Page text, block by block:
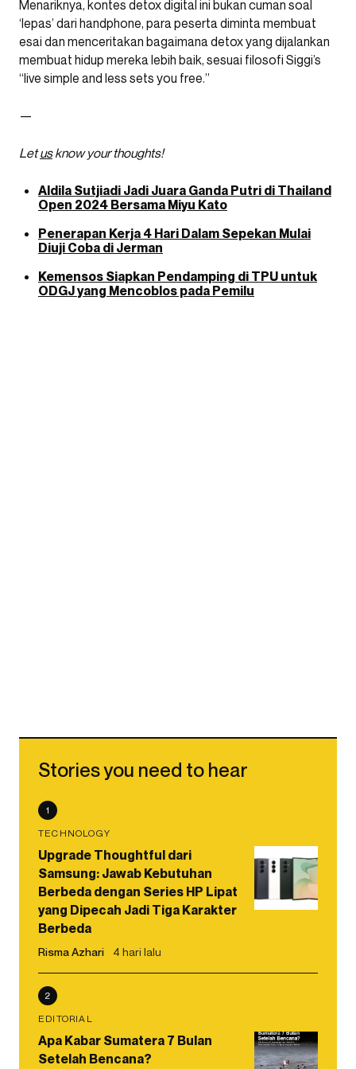
Menariknya, kontes detox digital ini bukan cuman soal
‘lepas’ dari handphone, para peserta diminta membuat
esai dan menceritakan bagaimana detox yang dijalankan
membuat hidup mereka lebih baik, sesuai filosofi Siggi’s
“live simple and less sets you free.”
—
Letusknow your thoughts!
Aldila Sutjiadi Jadi Juara Ganda Putri di Thailand
Open 2024 Bersama Miyu Kato
Penerapan Kerja 4 Hari Dalam Sepekan Mulai
Diuji Coba di Jerman
Kemensos Siapkan Pendamping di TPU untuk
ODGJ yang Mencoblos pada Pemilu
Stories you need to hear
1
TECHNOLOGY
Upgrade Thoughtful dari
Samsung: Jawab Kebutuhan
Berbeda dengan Series HP Lipat
yang Dipecah Jadi Tiga Karakter
Berbeda
Risma Azhari 4 hari lalu
2
EDITORIAL
Apa Kabar Sumatera 7 Bulan
Setelah Bencana?